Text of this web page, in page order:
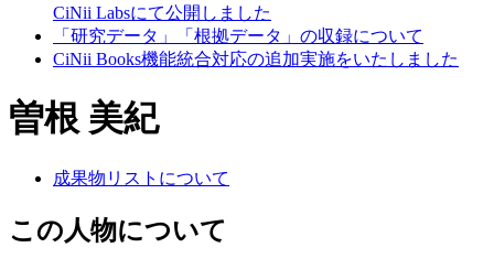
CiNii Labsにて公開しました
「研究データ」「根拠データ」の収録について
CiNii Books機能統合対応の追加実施をいたしました
曽根 美紀
成果物リストについて
この人物について